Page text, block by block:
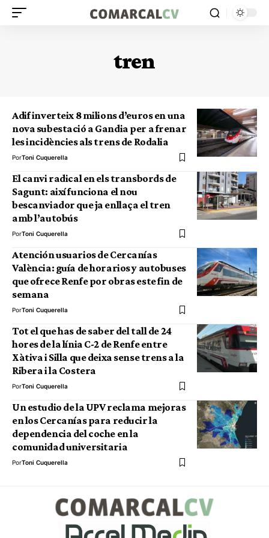
tren
Adif inverteix 8 milions d’euros en una
nova subestació a Gandia per a frenar
les incidències als trens de Rodalia
PorToni Cuquerella
El canvi radical en els transbords de
Sagunt: així funciona el nou
bescanviador que ja enllaça el tren
amb l’autobús
PorToni Cuquerella
Atención usuarios de Cercanías
València: guía de horarios y autobuses
que ofrece Renfe por obras este fin de
semana
PorToni Cuquerella
Tot el que has de saber del tall de 24
hores de la línia C-2 de Renfe entre
Xàtiva i Silla que deixa sense trens a la
Ribera i la Costera
PorToni Cuquerella
Un estudio de la UPV reclama mejoras
en los Cercanías para reducir la
dependencia del coche en la
comunidad universitaria
PorToni Cuquerella